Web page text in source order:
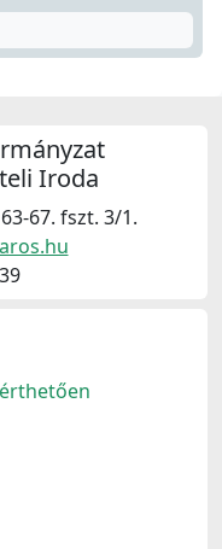
Iroda
67. fszt. 3/1.